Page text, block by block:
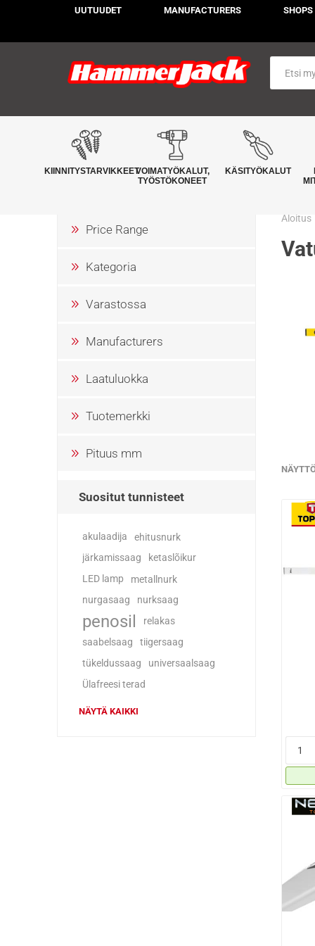
UUTUUDET MANUFACTURERS SHOPS
KIINNITYSTARVIKKEETVOIMATYÖKALUT,
TYÖSTÖKONEET
KÄSITYÖKALUT
Aloitus
Price Range
Kategoria
Varastossa
Manufacturers
Laatuluokka
Tuotemerkki
Pituus mm
Suositut tunnisteet
akulaadija ehitusnurk
järkamissaag
ketaslõikur
LED lamp
metallnurk
nurgasaag nurksaag
penosil
relakas
saabelsaag
tiigersaag
tükeldussaag
universaalsaag
Ülafreesi terad
NÄYTÄ KAIKKI